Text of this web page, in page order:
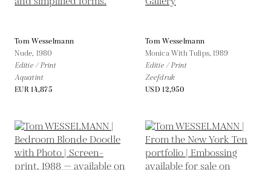
Tom Wesselmann
Nude, 1980
Editie / Print
Aquatint
EUR 14,875
Tom Wesselmann
Monica With Tulips, 1989
Editie / Print
Zeefdruk
USD 12,950